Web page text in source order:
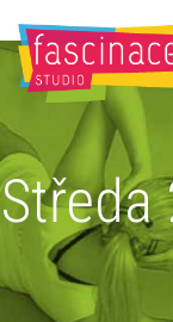
HOME
O NÁS
ROZVRH
CVIČENÍ
CENÍK
PORADNA
KONTAKT
BLOG
Středa